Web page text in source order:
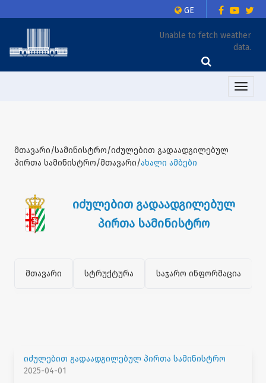
GE
Unable to fetch weather
data.
Toggle
მთავარი/სამინისტრო/იძულებით გადაადგილებულ
პირთა სამინისტრო/მთავარი/ახალი ამბები
იძულებით გადაადგილებულ
პირთა სამინისტრო
მთავარი სტრუქტურა საჯარო ინფორმაცია
იძულებით გადაადგილებულ პირთა სამინისტრო
2025-04-01